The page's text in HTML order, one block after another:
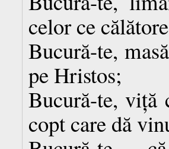
celor ce
Bucură-te,
pe Hristos;
Bucură-te, viță
copt care dă